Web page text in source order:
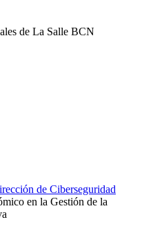
de La Salle BCN
de Ciberseguridad
en la Gestión de la